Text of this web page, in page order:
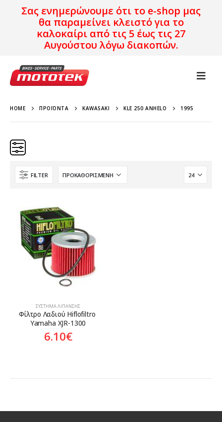
Σας ενημερώνουμε ότι το e-shop μας
θα παραμείνει κλειστό για το
καλοκαίρι από τις 5 έως τις 27
Αυγούστου λόγω διακοπών.
HOME ΠΡΟΪΌΝΤΑ KAWASAKI KLE 250 ANHELO 1995
Κατηγορίες
Προϊόν Προέλευση
Aftermarket
FILTER
ΣΎΣΤΗΜΑ ΛΊΠΑΝΣΗΣ
Φίλτρο Λαδιού Hiflofiltro
Yamaha XJR-1300
6.10€